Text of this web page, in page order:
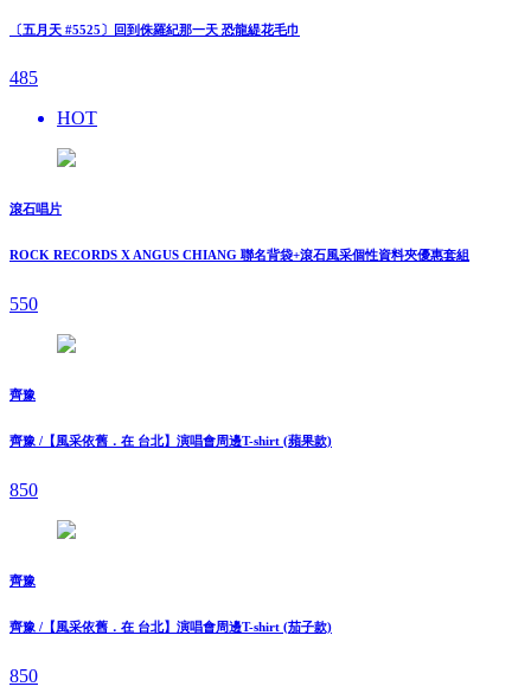
〔五月天 #5525〕回到侏羅紀那一天 恐龍緹花毛巾
485
HOT
滾石唱片
ROCK RECORDS X ANGUS CHIANG 聯名背袋+滾石風采個性資料夾優惠套組
550
齊豫
齊豫 /【風采依舊．在 台北】演唱會周邊T-shirt (蘋果款)
850
齊豫
齊豫 /【風采依舊．在 台北】演唱會周邊T-shirt (茄子款)
850